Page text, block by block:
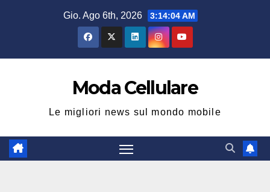
Gio. Ago 6th, 2026 3:14:04 AM
Moda Cellulare
Le migliori news sul mondo mobile